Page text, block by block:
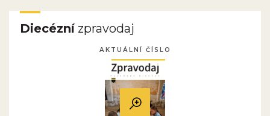
Diecéznízpravodaj
AKTUÁLNÍ ČÍSLO